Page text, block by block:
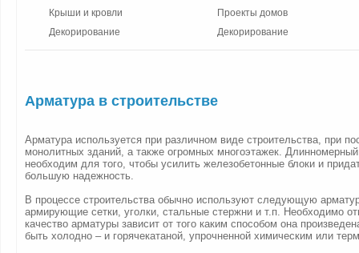
Крыши и кровли
Декорирование
Проекты домов
Декорирование
Арматура в строительстве
Арматура используется при различном виде строительства, при
монолитных зданий, а также огромных многоэтажек.
необходим для того, чтобы усилить железобетонные блоки и
большую надежность.
В процессе строительства обычно используют следующую
армирующие сетки, уголки, стальные стержни и т.п. Необходимо
качество арматуры зависит от того каким способом она
быть холодно – и горячекатаной, упрочненной химическим или